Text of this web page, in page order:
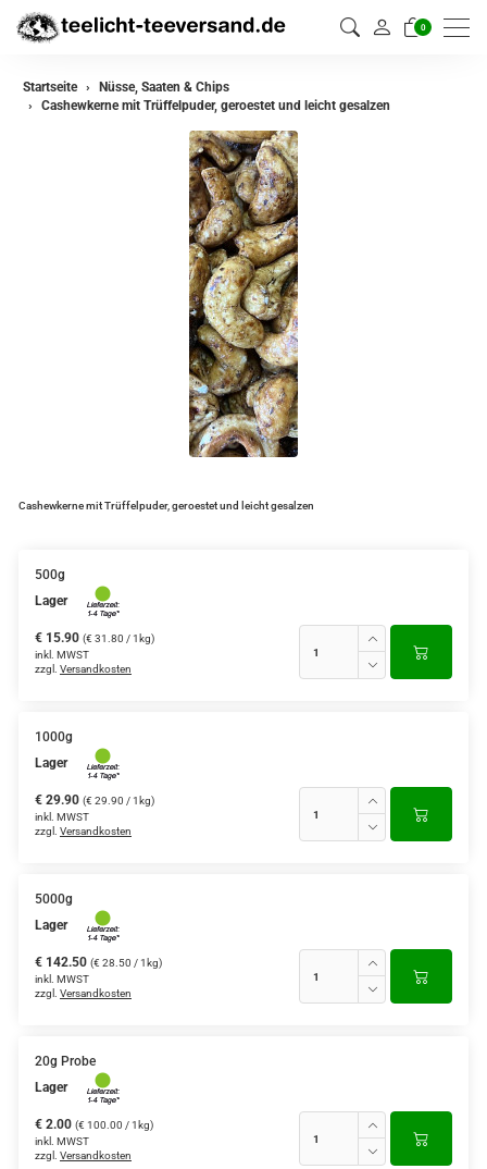
0
Startseite
Nüsse, Saaten & Chips
Cashewkerne mit Trüffelpuder, geroestet und leicht gesalzen
Cashewkerne mit Trüffelpuder, geroestet und leicht gesalzen
500g
Lager
€ 15.90 (€ 31.80 / 1kg)
inkl. MWST
zzgl. Versandkosten
1000g
Lager
€ 29.90 (€ 29.90 / 1kg)
inkl. MWST
zzgl. Versandkosten
5000g
Lager
€ 142.50 (€ 28.50 / 1kg)
inkl. MWST
zzgl. Versandkosten
20g Probe
Lager
€ 2.00 (€ 100.00 / 1kg)
inkl. MWST
zzgl. Versandkosten